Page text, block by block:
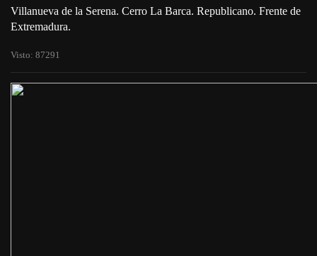
Villanueva de la Serena. Cerro La Barca. Republicano. Frente de
Extremadura.
Visto: 87291